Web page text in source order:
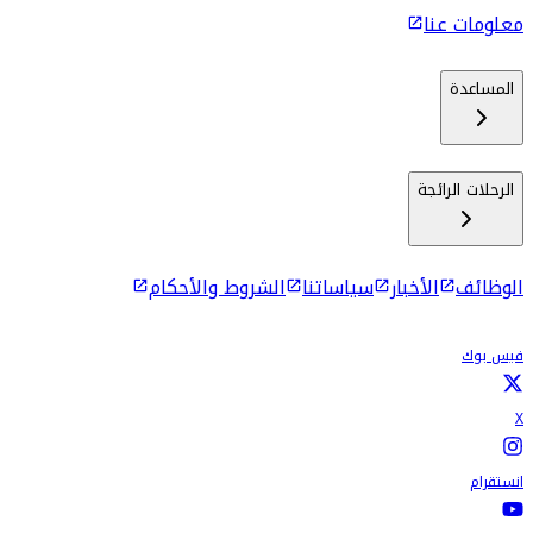
معلومات عنا
المساعدة
الرحلات الرائجة
الوظائف الأخبار سياساتنا الشروط والأحكام
فيس بوك
X
انستقرام